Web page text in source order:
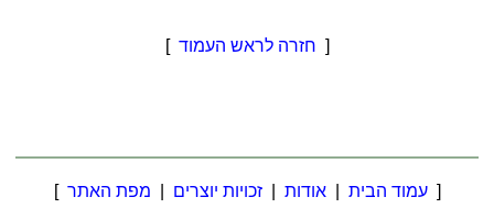
[ חזרה לראש העמוד ]
[ עמוד הבית אודות זכויות יוצרים מפת האתר ]